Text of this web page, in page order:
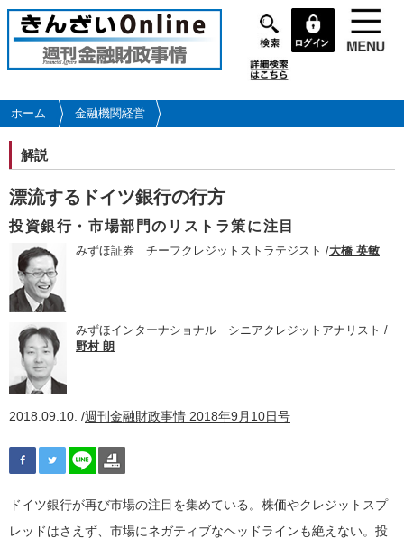
メ
イ
コ
ン
に
移
動
ホーム 金融機関経営
解説
漂流するドイツ銀行の行方
投資銀行・市場部門のリストラ策に注目
みずほ証券 チーフクレジットストラテジスト /大橋 英敏
みずほインターナショナル シニアクレジットアナリスト /
野村 朗
2018.09.10. /週刊金融財政事情 2018年9月10日号
ドイツ銀行が再び市場の注目を集めている。株価やクレジットスプ
レッドはさえず、市場にネガティブなヘッドラインも絶えない。投